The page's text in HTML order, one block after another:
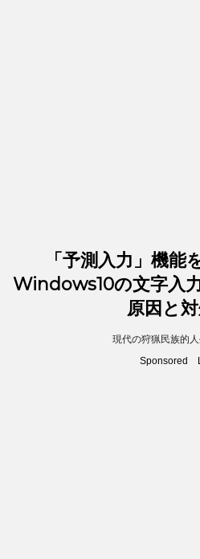
「予測入力」機能
Windows10の文字入
原因と
現代の狩猟民族的
Sponsored